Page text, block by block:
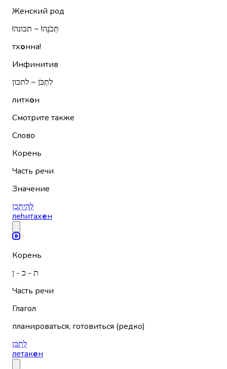
Женский род
תְּכֹנָּה!‏ ~ תכונה!‏
тхонна!
Инфинитив
לִתְכֹּן ~ לתכון
литкон
Смотрите также
Слово
Корень
Часть речи
Значение
לְהִיתָּכֵן
леhитахен
Корень
ת - כ - ן
Часть речи
Глагол
планироваться, готовиться (редко)
לְתַכֵּן
летакен